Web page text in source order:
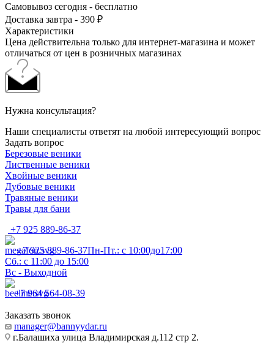
Самовывоз сегодня - бесплатно
Доставка завтра - 390 ₽
Характеристики
Цена действительна только для интернет-магазина и может
отличаться от цен в розничных магазинах
Нужна консультация?
Наши специалисты ответят на любой интересующий вопрос
Задать вопрос
Березовые веники
Лиственные веники
Хвойные веники
Дубовые веники
Травяные веники
Травы для бани
+7 925 889-86-37
+7 925 889-86-37Пн-Пт.: с 10:00до17:00
Сб.: с 11:00 до 15:00
Вс - Выходной
+7 964 564-08-39
Заказать звонок
manager@bannyydar.ru
г.Балашиха улица Владимирская д.112 стр 2.